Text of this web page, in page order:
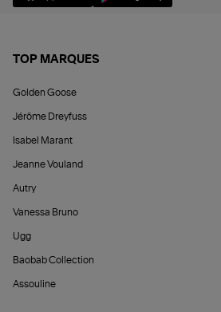
TOP MARQUES
Golden Goose
Jérôme Dreyfuss
Isabel Marant
Jeanne Vouland
Autry
Vanessa Bruno
Ugg
Baobab Collection
Assouline